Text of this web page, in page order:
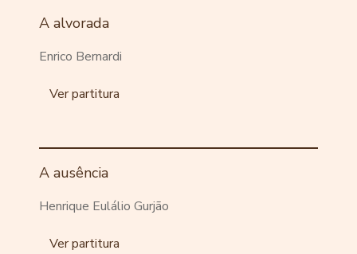
A alvorada
Enrico Bernardi
Ver partitura
A ausência
Henrique Eulálio Gurjão
Ver partitura